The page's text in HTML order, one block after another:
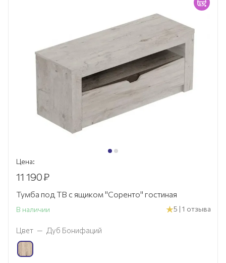
Цена:
11 190₽
Тумба под ТВ с ящиком "Соренто" гостиная
В наличии 5 | 1 отзыва
Цвет — Дуб Бонифаций